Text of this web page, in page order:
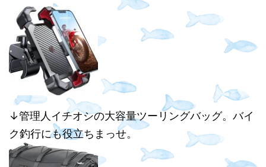
↓管理人イチオシの大容量ツーリングバッグ。バイ
ク釣行にも役立ちまっせ。